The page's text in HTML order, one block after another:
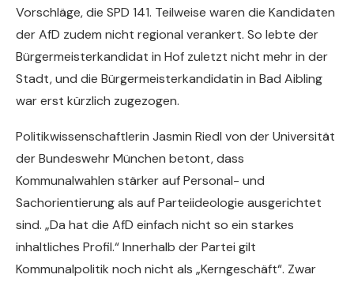
Vorschläge, die SPD 141. Teilweise waren die Kandidaten
der AfD zudem nicht regional verankert. So lebte der
Bürgermeisterkandidat in Hof zuletzt nicht mehr in der
Stadt, und die Bürgermeisterkandidatin in Bad Aibling
war erst kürzlich zugezogen.
Politikwissenschaftlerin Jasmin Riedl von der Universität
der Bundeswehr München betont, dass
Kommunalwahlen stärker auf Personal- und
Sachorientierung als auf Parteiideologie ausgerichtet
sind. „Da hat die AfD einfach nicht so ein starkes
inhaltliches Profil.“ Innerhalb der Partei gilt
Kommunalpolitik noch nicht als „Kerngeschäft“. Zwar